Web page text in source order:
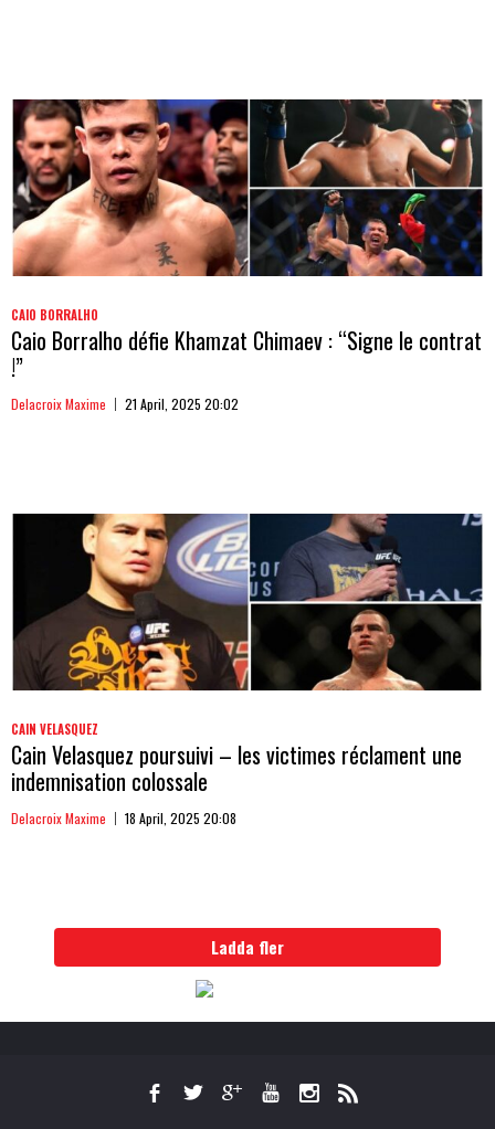
CAIO BORRALHO
Caio Borralho défie Khamzat Chimaev : “Signe le contrat
!”
Delacroix Maxime 21 April, 2025 20:02
CAIN VELASQUEZ
Cain Velasquez poursuivi – les victimes réclament une
indemnisation colossale
Delacroix Maxime 18 April, 2025 20:08
Ladda fler